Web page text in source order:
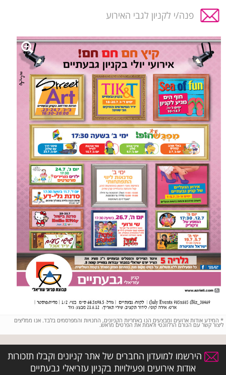
פנה/י לקניון לגבי האירוע
* המידע אודות ארועים ומבצעים הנו באחריות הקניונים, החנויות והמפרסמים בלבד. אנו ממליצים
ליצור קשר עם הגורם הרלוונטי ולאמת את הפרטים מראש.
הירשמו למועדון החברים של אתר קניונים וקבלו תזכורות
אודות אירועים ופעילויות בקניון עזריאלי גבעתיים